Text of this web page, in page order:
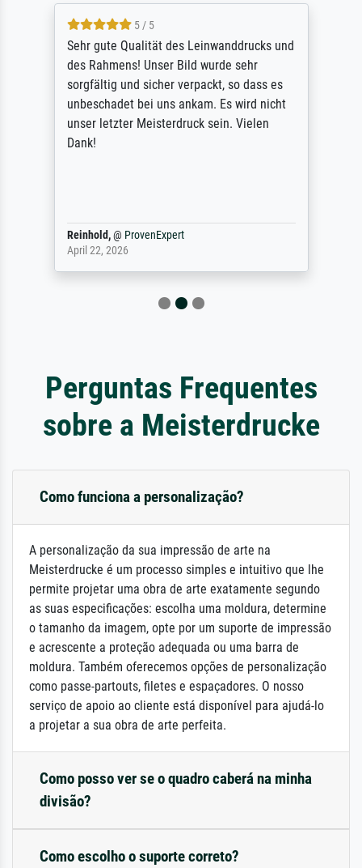
5 / 5
Sehr gute Qualität des Leinwanddrucks und
des Rahmens! Unser Bild wurde sehr
sorgfältig und sicher verpackt, so dass es
unbeschadet bei uns ankam. Es wird nicht
unser letzter Meisterdruck sein. Vielen
Dank!
Reinhold,@ ProvenExpert
April 22, 2026
Perguntas Frequentes
sobre a Meisterdrucke
Como funciona a personalização?
A personalização da sua impressão de arte na
Meisterdrucke é um processo simples e intuitivo que lhe
permite projetar uma obra de arte exatamente segundo
as suas especificações: escolha uma moldura, determine
o tamanho da imagem, opte por um suporte de impressão
e acrescente a proteção adequada ou uma barra de
moldura. Também oferecemos opções de personalização
como passe-partouts, filetes e espaçadores. O nosso
serviço de apoio ao cliente está disponível para ajudá-lo
a projetar a sua obra de arte perfeita.
Como posso ver se o quadro caberá na minha
divisão?
Como escolho o suporte correto?